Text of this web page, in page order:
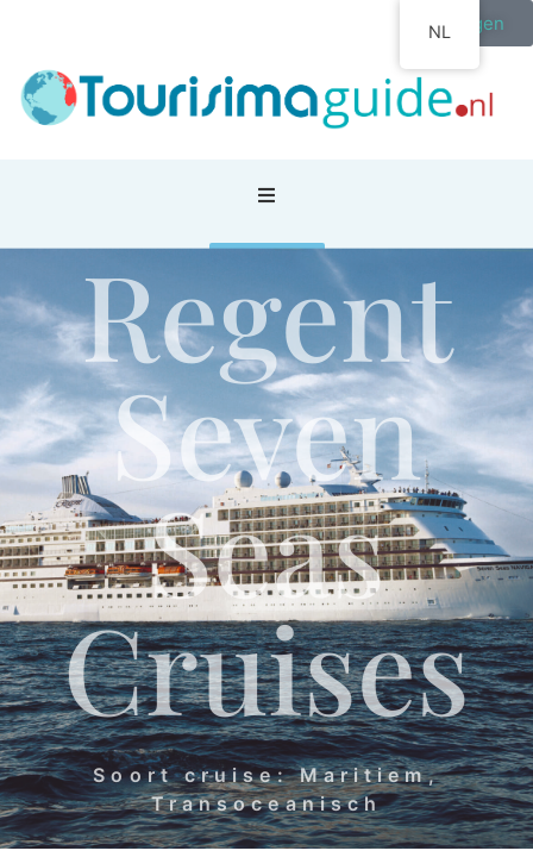
Inloggen
Home / Cruise / Cruise / Regent Seven Seas Cruises
Regent
Seven
Seas
Cruises
Soort cruise: Maritiem,
Transoceanisch
NL